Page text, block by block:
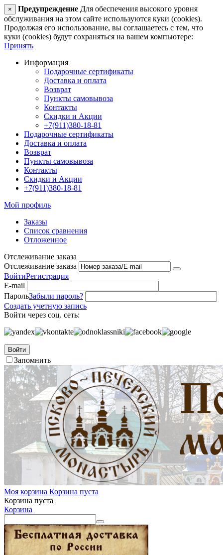
× Предупреждение Для обеспечения высокого уровня
обслуживания на этом сайте используются куки (cookies).
Продолжая его использование, вы соглашаетесь с тем, что
куки (cookies) будут сохраняться на вашем компьютере:
Принять
Информация
Подарочные сертификаты
Доставка и оплата
Возврат
Пункты самовывоза
Контакты
Скидки и Акции
+7(911)380-18-81
Подарочные сертификаты
Доставка и оплата
Возврат
Пункты самовывоза
Контакты
Скидки и Акции
+7(911)380-18-81
Мой профиль
Заказы
Список сравнения
Отложенное
Отслеживание заказа
Отслеживание заказа
ВойтиРегистрация
E-mail
ПарольЗабыли пароль?
Создать учетную запись
Войти через соц. сеть:
Войти
Запомнить
Моя корзина Корзина пуста
Корзина пуста
Корзина